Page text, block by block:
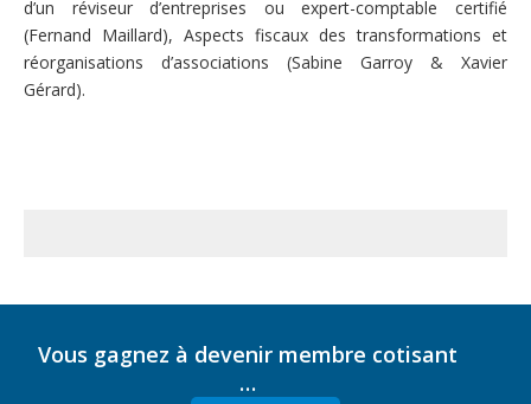
d’un réviseur d’entreprises ou expert-comptable certifié
(Fernand Maillard), Aspects fiscaux des transformations et
réorganisations d’associations (Sabine Garroy & Xavier
Gérard).
Vous gagnez à devenir membre cotisant
…